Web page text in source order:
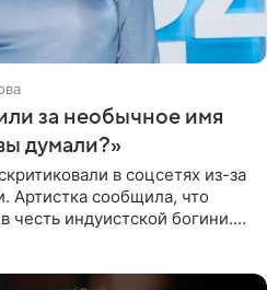
за необычное имя
думали?»
в соцсетях из-за
Артистка сообщила, что
честь индуистской богини.